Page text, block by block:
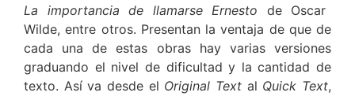
La importancia de llamarse Ernesto de Oscar
Wilde, entre otros. Presentan la ventaja de que de
cada una de estas obras hay varias versiones
graduando el nivel de dificultad y la cantidad de
texto. Así va desde el Original Text al Quick Text,